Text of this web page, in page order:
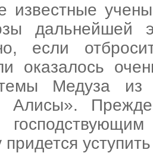
известные
если
оказалось
Медуза
Алисы».